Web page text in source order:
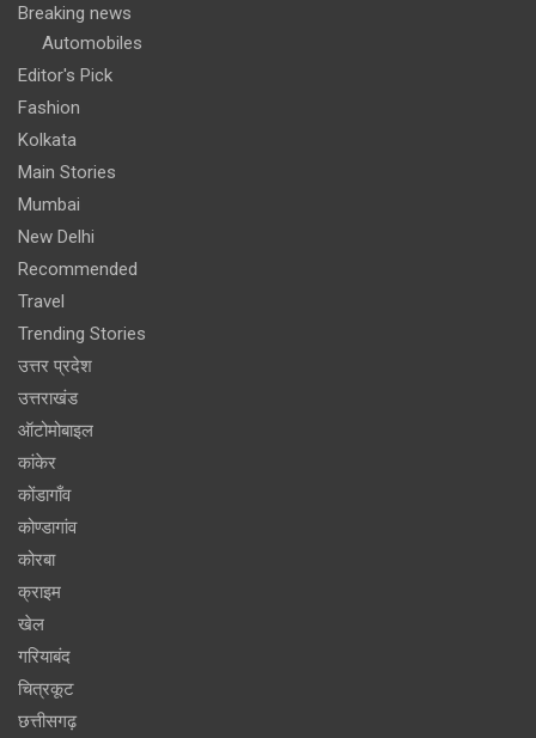
Breaking news
Automobiles
Editor's Pick
Fashion
Kolkata
Main Stories
Mumbai
New Delhi
Recommended
Travel
Trending Stories
उत्तर प्रदेश
उत्तराखंड
ऑटोमोबाइल
कांकेर
कोंडागाँव
कोण्डागांव
कोरबा
क्राइम
खेल
गरियाबंद
चित्रकूट
छत्तीसगढ़